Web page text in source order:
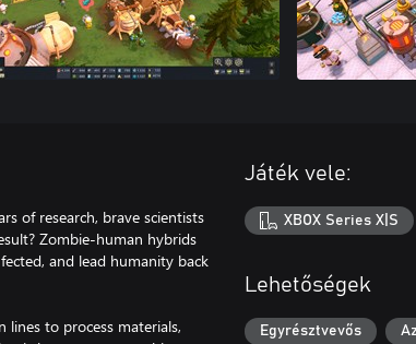
of research, brave scientists
Zombie-human hybrids
and lead humanity back
lines to process materials,
Játék vele:
XBOX Series X|S
Lehetőségek
Egyrésztvevős